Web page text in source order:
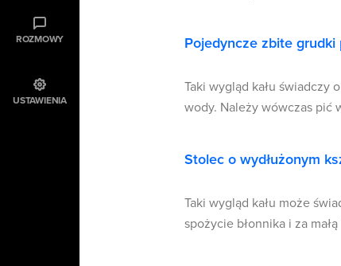
ROZMOWY
USTAWIENIA
Pojedyncze zbite
Taki wygląd kału świadczy
wody. Należy wówczas pić
Stolec o wydłużonym
Taki wygląd kału może
spożycie błonnika i za